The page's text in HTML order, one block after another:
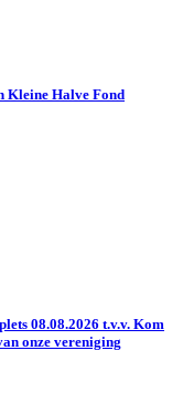
Kleine Halve Fond
08.08.2026 t.v.v. Kom
onze vereniging